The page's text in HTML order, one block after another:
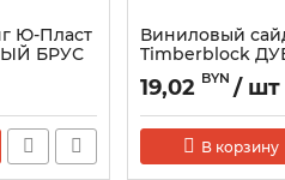
Ю-Пласт
БРУС
Виниловый
Timberblock
19,02 BYN / шт
В корзину